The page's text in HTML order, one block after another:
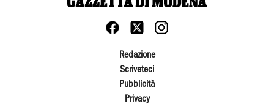
Redazione
Scriveteci
Pubblicità
Privacy